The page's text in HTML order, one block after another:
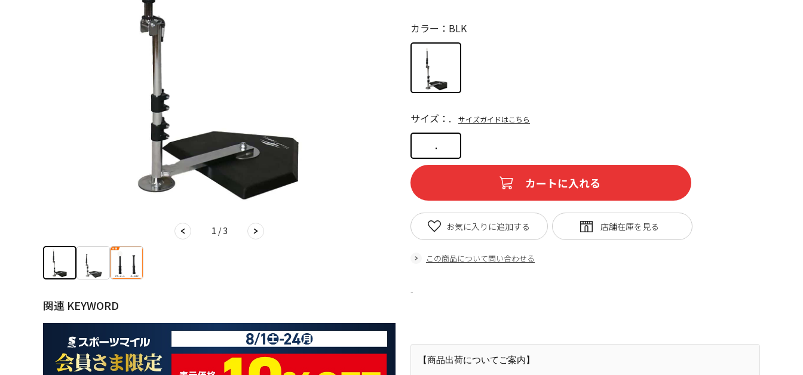
1 / 3
関連 KEYWORD
カラー：BLK
.
サイズ：. サイズガイドはこちら
カートに入れる
この商品について問い合わせる
お気に入りに追加する
-
【商品出荷についてご案内】